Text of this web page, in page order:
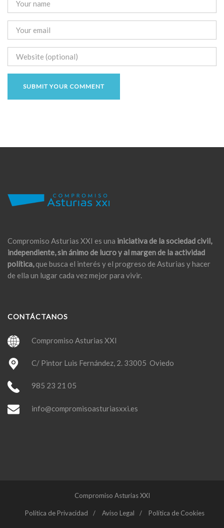
Compromiso Asturias XXI es una iniciativa de la sociedad civil,
independiente, sin ánimo de lucro y al margen de la actividad
política,que busca el interés y el progreso de Asturias y hacer
de ella un lugar cada vez mejor para vivir.
CONTÁCTANOS
Compromiso Asturias XXI
C/ Pintor Luis Fernández, 2. 33005 Oviedo
985 23 21 05
info@compromisoasturiasxxi.es
Compromiso Asturias XXI
Política de Privacidad Aviso Legal Política de Cookies